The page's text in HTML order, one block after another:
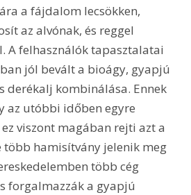
a fájdalom lecsökken,
az alvónak, és reggel
A felhasználók tapasztalatai
jól bevált a bioágy, gyapjú
derékalj kombinálása. Ennek
az utóbbi időben egyre
viszont magában rejti azt a
több hamisítvány jelenik meg
több cég
forgalmazzák a gyapjú